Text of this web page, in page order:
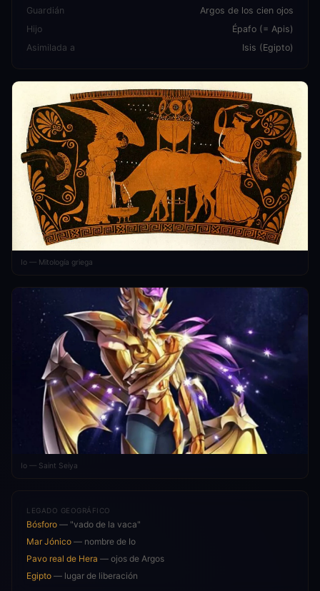
Guardián
Argos de los cien ojos
Hijo
Épafo (= Apis)
Asimilada a
Isis (Egipto)
Io — Mitología griega
Io — Saint Seiya
LEGADO GEOGRÁFICO
Bósforo — "vado de la vaca"
Mar Jónico — nombre de Io
Pavo real de Hera — ojos de Argos
Egipto — lugar de liberación